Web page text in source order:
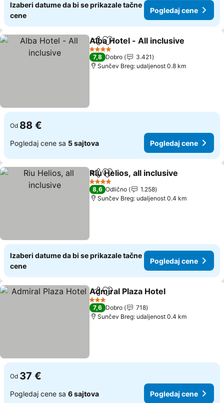
Izaberi datume da bi se prikazale tačne
cene
Pogledaj cene
Deli Dodati u favorite
Alba Hotel - All inclusive
4 Zvezdice
7,8 Dobro
3.421
Sunčev Breg: udaljenost 0.8 km
Od 88 €
Pogledaj cene sa 5 sajtova Pogledaj cene
Deli Dodati u favorite
Riu Helios, all inclusive
4 Zvezdice
8,6 Odlično
1.258
Sunčev Breg: udaljenost 0.4 km
Izaberi datume da bi se prikazale tačne
cene
Pogledaj cene
Deli Dodati u favorite
Admiral Plaza Hotel
3 Zvezdice
7,6 Dobro
718
Sunčev Breg: udaljenost 0.4 km
Od 37 €
Pogledaj cene sa 6 sajtova Pogledaj cene